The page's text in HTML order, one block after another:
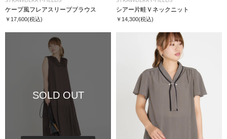
ケープ風フレアスリーブブラウス
￥17,600(税込)
シアー片畦Ｖネックニット
￥14,300(税込)
SOLD OUT